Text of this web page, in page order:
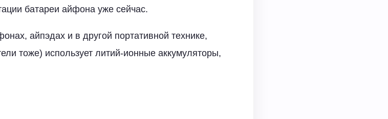
батареи айфона уже сейчас.
айпэдах и в другой портативной технике,
тоже) использует литий-ионные аккумуляторы,